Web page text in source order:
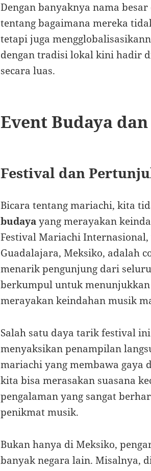
Dengan banyaknya nama
tentang bagaimana mereka
tetapi juga
dengan tradisi lokal kini hadir
secara luas.
Event Budaya
Festival dan
Bicara tentang mariachi, kita
budayayang merayakan
Festival Mariachi
Guadalajara, Meksiko, adalah
menarik pengunjung dari
berkumpul untuk
merayakan keindahan musik
Salah satu daya tarik festival
menyaksikan penampilan
mariachi yang membawa gaya
kita bisa merasakan suasana
pengalaman yang sangat
penikmat musik.
Bukan hanya di Meksiko,
banyak negara lain. Misalnya,